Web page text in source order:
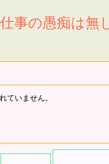
事の愚痴は無
ていません。